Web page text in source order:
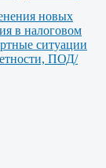
новых
в налоговом
ситуации
ПОД/